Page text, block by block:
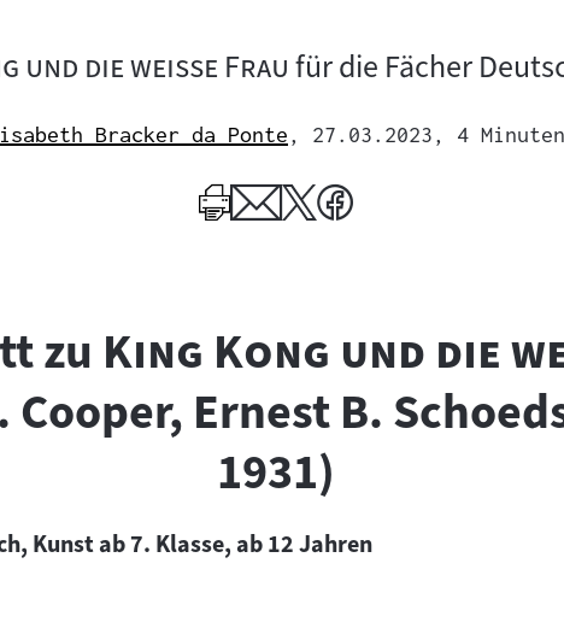
und die weiße Frau "
für die Fächer
Bracker da Ponte, 27.03.2023, 4
zu "
King Kong und die
Cooper, Ernest B.
1931)
Kunst ab 7. Klasse, ab 12 Jahren